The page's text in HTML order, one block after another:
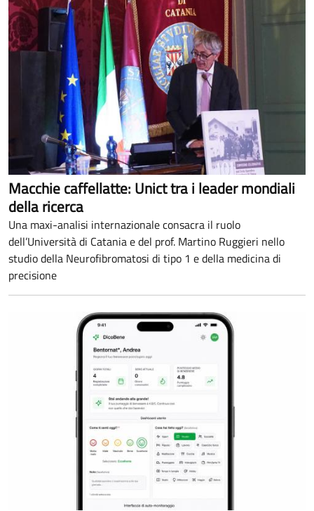
Macchie caffellatte: Unict tra i leader mondiali
della ricerca
Una maxi-analisi internazionale consacra il ruolo
dell’Università di Catania e del prof. Martino Ruggieri nello
studio della Neurofibromatosi di tipo 1 e della medicina di
precisione